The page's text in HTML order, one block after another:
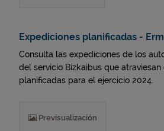
Expediciones planificadas -
Consulta las expediciones de los
del servicio Bizkaibus que
planificadas para el ejercicio 2024.
Previsualización